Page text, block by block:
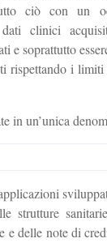
ciò con un
clinici
e soprattutto
rispettando i
in un’unica
strutture
e delle note di